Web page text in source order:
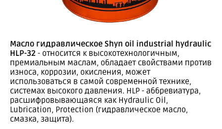
Масло гидравлическое Shyn oil industrial hydraulic
HLP-32 - относится к высокотехнологичным,
премиальным маслам, обладает свойствами против
износа, коррозии, окисления, может
использоваться в самой современной технике,
системах высокого давления. HLP - аббревиатура,
расшифровывающаяся как Hydraulic Oil,
Lubrication, Protection (гидравлическое масло,
смазка, защита).